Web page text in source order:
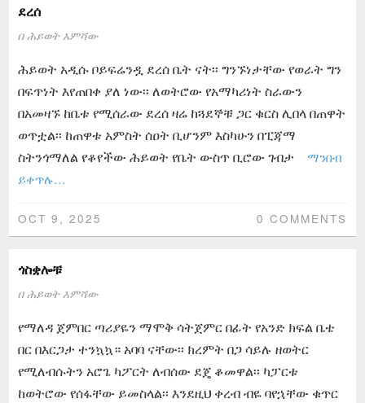
ደረሰ
በ ሕይወት እምሻው
ሕይወት አዲሱ ቦይፍሬንዷ ደረሰ ቤት ናት፡፡ ግንኙነታቸው የወራት ግን
በፍጥነት እየጠበቀ ያለ ነው፡፡ ለወትሮው የአማካሪነት ስራውን
በአመዛኙ ከቤቱ የሚሰራው ደረሰ ዛሬ ከጓደኞቹ ጋር ቁርስ ሊበላ በጠዋት
ወጥቷል፡፡ ከጠዋቱ አምስት ሰዐት ቢሆንም እስካሁን በፒጃማ
ስትንጎማለል የቆየችው ሕይወት የቤት ውስጥ ቢሮው ገብታ
ማንበብ
ይቀጥሉ…
OCT 9, 2025 0 COMMENTS
ጎስቋሎቹ
በ ሕይወት እምሻው
የማለዳ ጀምበር ጣሪያዬን ማሞቅ ሳትጀምር በፊት የአንድ ክፍል ቤቴ
በር በእርጋታ ተንኳኳ። አባባ ናቸው፡፡ ክረምት በጋ ሳይሉ ዘወትር
የሚለብሱትን አሮጌ ካፖርት ለብሰው ደጄ ቆመዋል፡፡ ካፓርቱ
ከወትሮው የሰፋቸው ይመስላል፡፡ እንደዚህ ቀረብ ብዬ ባየኋቸው ቁጥር